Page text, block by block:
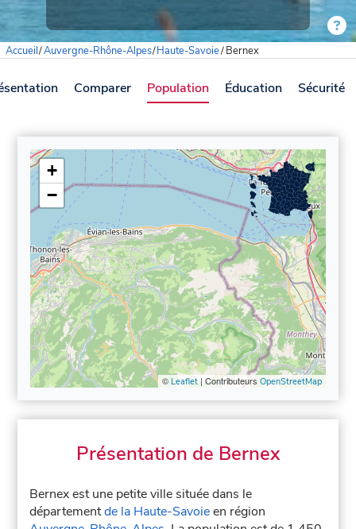
Accueil/Auvergne-Rhône-Alpes/Haute-Savoie/Bernex
Comparer Population Éducation Sécurité
+
−
© Leaflet| Contributeurs OpenStreetMap
Présentation de Bernex
Bernex est une petite ville située dans le
départementde la Haute-Savoieen région